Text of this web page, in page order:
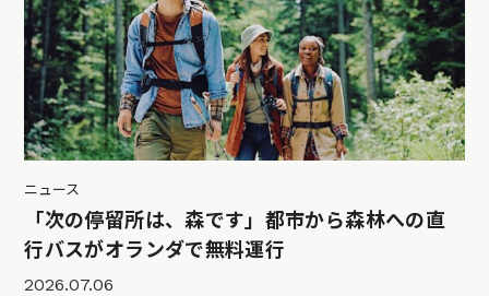
ニュース
「次の停留所は、森です」都市から森林への直
行バスがオランダで無料運行
2026.07.06